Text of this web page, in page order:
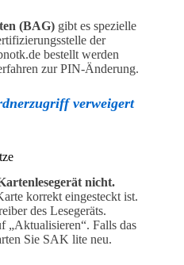
(BAG) gibt es spezielle
der
bestellt werden
zur PIN-Änderung.
verweigert
nicht.
korrekt eingesteckt ist.
des Lesegeräts.
„Aktualisieren“. Falls das
Sie SAK lite neu.